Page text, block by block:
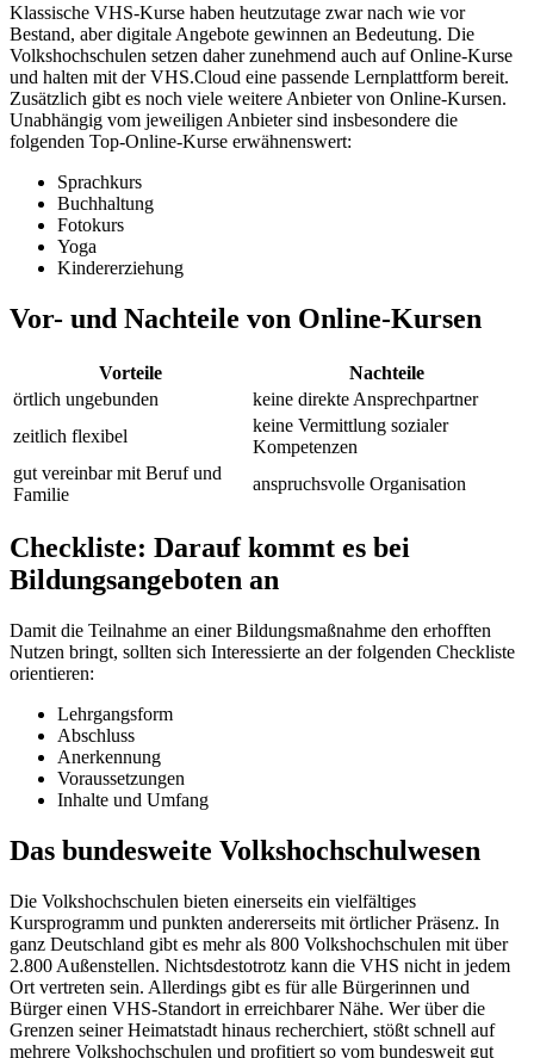
Klassische VHS-Kurse haben heutzutage zwar nach wie vor
Bestand, aber digitale Angebote gewinnen an Bedeutung. Die
Volkshochschulen setzen daher zunehmend auch auf Online-Kurse
und halten mit der VHS.Cloud eine passende Lernplattform bereit.
Zusätzlich gibt es noch viele weitere Anbieter von Online-Kursen.
Unabhängig vom jeweiligen Anbieter sind insbesondere die
folgenden Top-Online-Kurse erwähnenswert:
Sprachkurs
Buchhaltung
Fotokurs
Yoga
Kindererziehung
Vor- und Nachteile von Online-Kursen
Vorteile
Nachteile
örtlich ungebunden
keine direkte Ansprechpartner
zeitlich flexibel
keine Vermittlung sozialer
Kompetenzen
gut vereinbar mit Beruf und
Familie
anspruchsvolle Organisation
Checkliste: Darauf kommt es bei
Bildungsangeboten an
Damit die Teilnahme an einer Bildungsmaßnahme den erhofften
Nutzen bringt, sollten sich Interessierte an der folgenden Checkliste
orientieren:
Lehrgangsform
Abschluss
Anerkennung
Voraussetzungen
Inhalte und Umfang
Das bundesweite Volkshochschulwesen
Die Volkshochschulen bieten einerseits ein vielfältiges
Kursprogramm und punkten andererseits mit örtlicher Präsenz. In
ganz Deutschland gibt es mehr als 800 Volkshochschulen mit über
2.800 Außenstellen. Nichtsdestotrotz kann die VHS nicht in jedem
Ort vertreten sein. Allerdings gibt es für alle Bürgerinnen und
Bürger einen VHS-Standort in erreichbarer Nähe. Wer über die
Grenzen seiner Heimatstadt hinaus recherchiert, stößt schnell auf
mehrere Volkshochschulen und profitiert so vom bundesweit gut